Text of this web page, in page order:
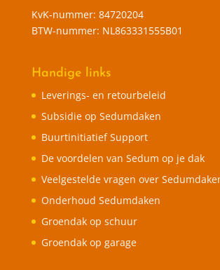
KvK-nummer: 84720204
BTW-nummer: NL863331555B01
Handige links
Leverings- en retourbeleid
Subsidie op Sedumdaken
Buurtinitiatief Support
De voordelen van Sedum op je dak
Veelgestelde vragen over
Onderhoud Sedumdaken
Groendak op schuur
Groendak op garage